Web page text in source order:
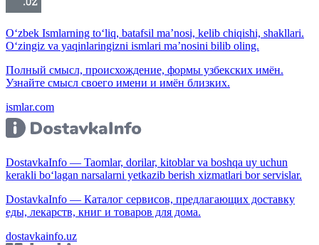
O‘zbek Ismlarning to‘liq, batafsil ma’nosi, kelib chiqishi, shakllari.
O‘zingiz va yaqinlaringizni ismlari ma’nosini bilib oling.
Полный смысл, происхождение, формы узбекских имён.
Узнайте смысл своего имени и имён близких.
ismlar.com
DostavkaInfo — Taomlar, dorilar, kitoblar va boshqa uy uchun
kerakli bo‘lagan narsalarni yetkazib berish xizmatlari bor servislar.
DostavkaInfo — Каталог сервисов, предлагающих доставку
еды, лекарств, книг и товаров для дома.
dostavkainfo.uz